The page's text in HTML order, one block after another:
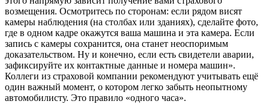
возмещения. Осмотритесь по сторонам: если рядом висят
камеры наблюдения (на столбах или зданиях), сделайте фото,
где в одном кадре окажутся ваша машина и эта камера. Если
запись с камеры сохранится, она станет неоспоримым
доказательством. Ну и конечно, если есть свидетели аварии,
зафиксируйте их контактные данные и номера машин».
Коллеги из страховой компании рекомендуют учитывать ещё
один важный момент, о котором легко забыть неопытному
автомобилисту. Это правило «одного часа».